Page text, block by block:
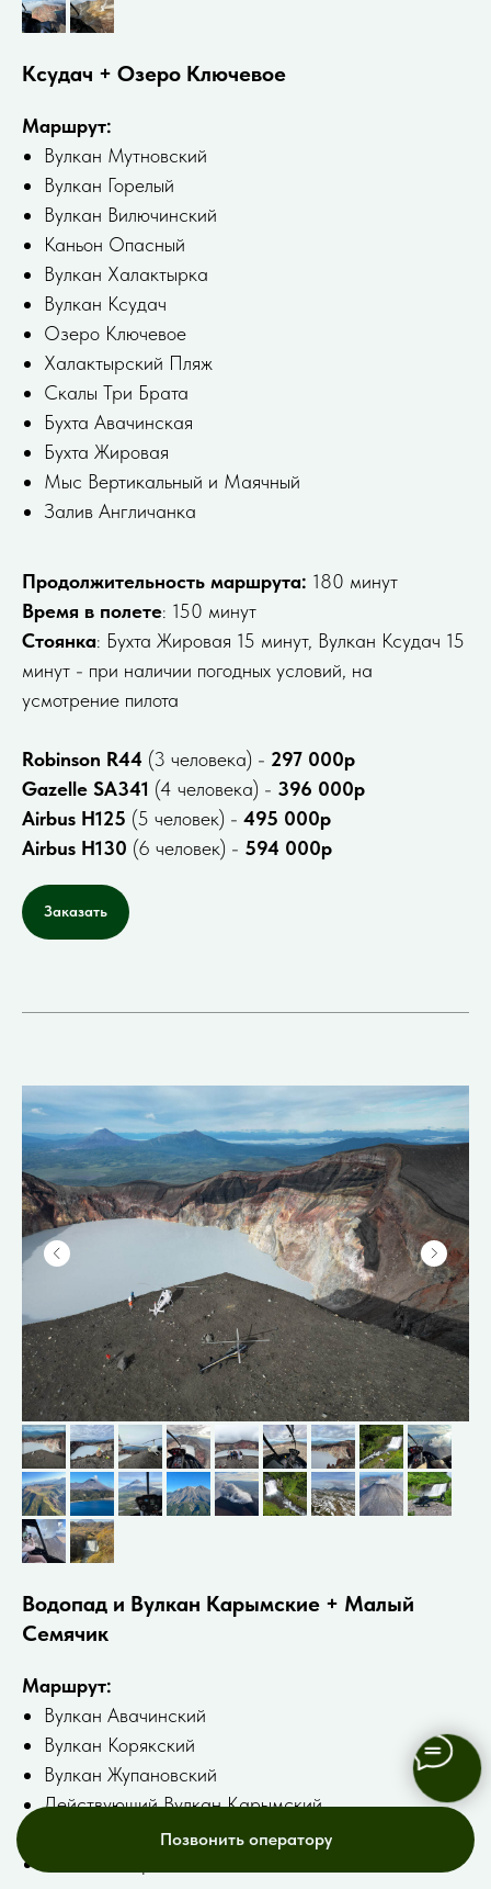
Ксудач + Озеро Ключевое
Маршрут:
Вулкан Мутновский
Вулкан Горелый
Bулкан Bилючинский
Каньон Опасный
Вулкан Халактырка
Вулкан Ксудач
Озеро Ключевое
Халактырский Пляж
Скалы Три Брата
Бухта Авачинская
Бухта Жировая
Мыс Вертикальный и Маячный
Зaлив Англичанка
Продолжительность маршрута: 180 минут
Время в полете: 150 минут
Стоянка: Бухта Жировая 15 минут, Вулкан Ксудач 15
минут - при наличии погодных условий, на
усмотрение пилота
Robinson R44 (3 человека) - 297 000р
Gazelle SA341 (4 человека) - 396 000р
Airbus H125 (5 человек) - 495 000р
Airbus H130 (6 человек) - 594 000р
Заказать
Водопад и Вулкан Карымские + Малый
Семячик
Маршрут:
Bулкан Авачинский
Вулкан Корякский
Вулкан Жупановский
Действующий Вулкан Кaрымский
Вулкан Малый СемячикПозвонить оператору